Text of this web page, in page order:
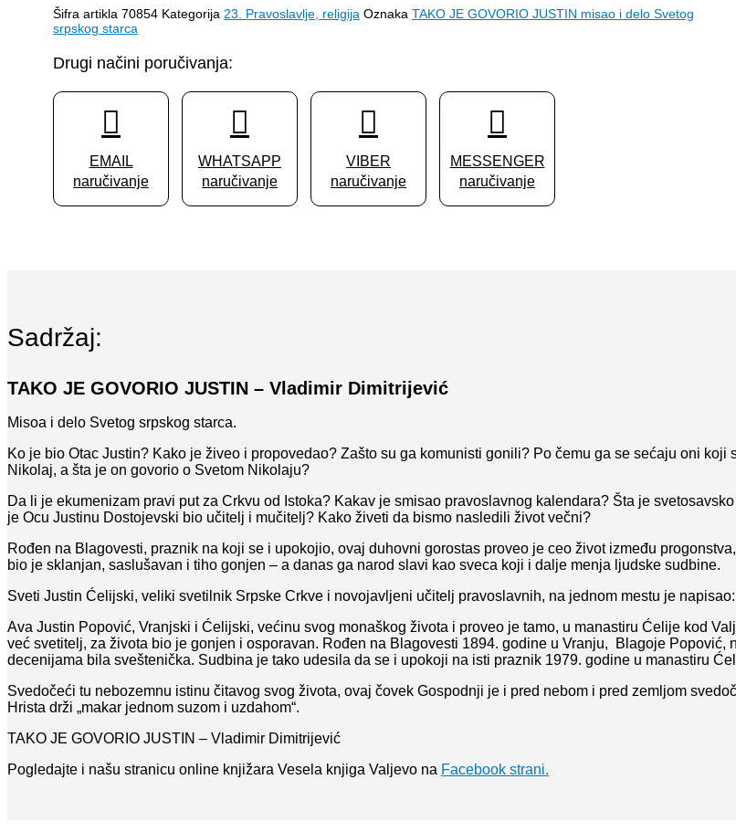
–
Vladimir
količina
Šifra artikla 70854 Kategorija 23. Pravoslavlje, religija Oznaka TAKO JE GOVORIO JUSTIN misao i delo Svetog
srpskog starca
Drugi načini poručivanja:
EMAIL
naručivanje
WHATSAPP
naručivanje
VIBER
naručivanje
MESSENGER
naručivanje
Sadržaj:
TAKO JE GOVORIO JUSTIN – Vladimir Dimitrijević
Misoa i delo Svetog srpskog starca.
Ko je bio Otac Justin? Kako je živeo i propovedao? Zašto su ga komunisti gonili? Po čemu ga se sećaju oni
Nikolaj, a šta je on govorio o Svetom Nikolaju?
Da li je ekumenizam pravi put za Crkvu od Istoka? Kakav je smisao pravoslavnog kalendara? Šta je
je Ocu Justinu Dostojevski bio učitelj i mučitelj? Kako živeti da bismo nasledili život večni?
Rođen na Blagovesti, praznik na koji se i upokojio, ovaj duhovni gorostas proveo je ceo život između
bio je sklanjan, saslušavan i tiho gonjen – a danas ga narod slavi kao sveca koji i dalje menja ljudske sudbine.
Sveti Justin Ćelijski, veliki svetilnik Srpske Crkve i novojavljeni učitelj pravoslavnih, na jednom mestu je
Ava Justin Popović, Vranjski i Ćelijski, većinu svog monaškog života i proveo je tamo, u manastiru Ćelije kod
već svetitelj, za života bio je gonjen i osporavan. Rođen na Blagovesti 1894. godine u Vranju, Blagoje Popović,
decenijama bila sveštenička. Sudbina je tako udesila da se i upokoji na isti praznik 1979. godine u manastiru
Svedočeći tu nebozemnu istinu čitavog svog života, ovaj čovek Gospodnji je i pred nebom i pred zemljom
Hrista drži „makar jednom suzom i uzdahom“.
TAKO JE GOVORIO JUSTIN – Vladimir Dimitrijević
Pogledajte i našu stranicu online knjižara Vesela knjiga Valjevo na Facebook strani.